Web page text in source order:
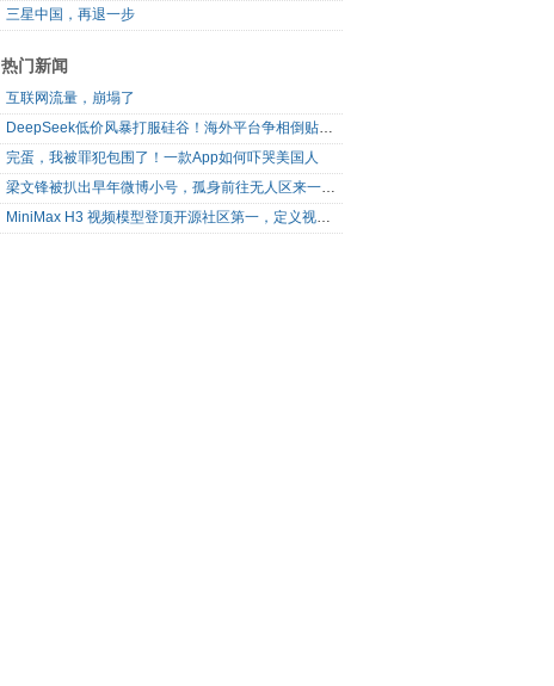
三星中国，再退一步
热门新闻
互联网流量，崩塌了
DeepSeek低价风暴打服硅谷！海外平台争相倒贴V4 Flash
完蛋，我被罪犯包围了！一款App如何吓哭美国人
梁文锋被扒出早年微博小号，孤身前往无人区来一场相当 deep 的 seek 旅行
MiniMax H3 视频模型登顶开源社区第一，定义视频模型领域“斩杀线”